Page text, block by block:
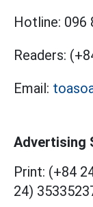
Hotline: 096
Readers:
Email:
Advertising
Print: (+84
24)